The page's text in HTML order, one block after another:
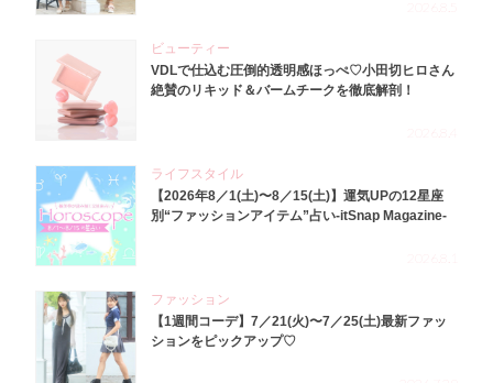
ビューティー
VDLで仕込む圧倒的透明感ほっぺ♡小田切ヒロさん
絶賛のリキッド＆バームチークを徹底解剖！
ライフスタイル
【2026年8／1(土)〜8／15(土)】運気UPの12星座
別“ファッションアイテム”占い-itSnap Magazine-
ファッション
【1週間コーデ】7／21(火)〜7／25(土)最新ファッ
ションをピックアップ♡